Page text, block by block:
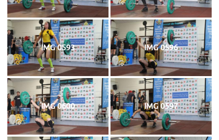
IMG 0593 IMG 0596
IMG 0600 IMG 0597